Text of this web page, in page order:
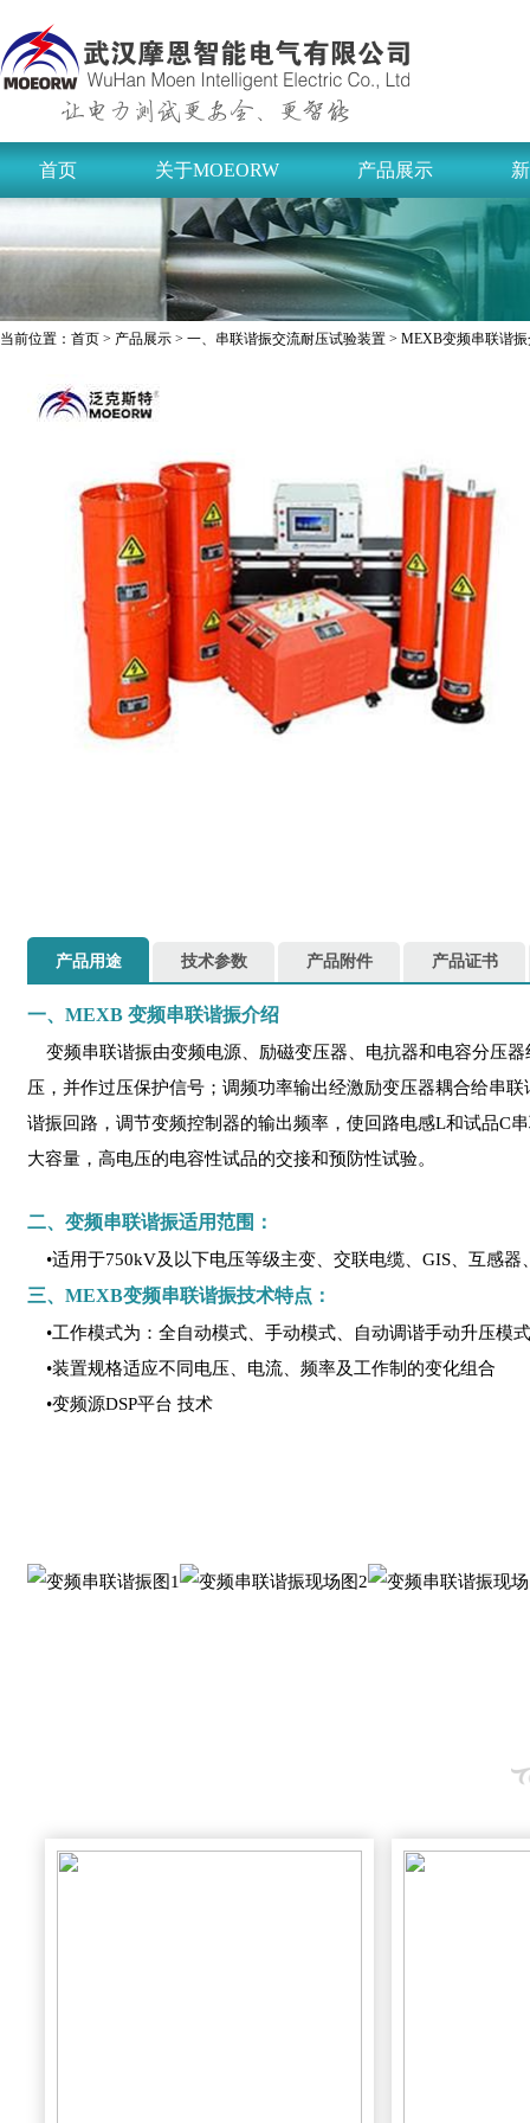
首页 关于MOEORW 产品展示
当前位置： 首页 > 产品展示 > 一、串联谐振交流耐压试验装置 > MEXB变频串联谐
产品用途 技术参数 产品附件 产品证书
一、MEXB 变频串联谐振介绍
变频串联谐振由变频电源、励磁变压器、电抗器和电容分压
压，并作过压保护信号；调频功率输出经激励变压器耦合给串
谐振回路，调节变频控制器的输出频率，使回路电感L和试品C
大容量，高电压的电容性试品的交接和预防性试验。
二、变频串联谐振适用范围：
•适用于750kV及以下电压等级主变、交联电缆、GIS、互感
三、MEXB变频串联谐振技术特点：
•工作模式为：全自动模式、手动模式、自动调谐手动升压模式
•装置规格适应不同电压、电流、频率及工作制的变化组合
•变频源DSP平台 技术